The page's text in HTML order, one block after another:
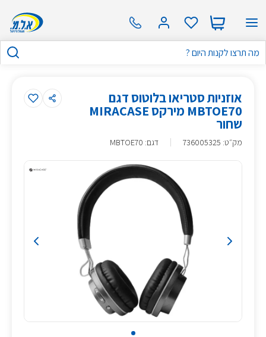
אוזניות סטריאו בלוטוס דגם
MBTOE70 מירקס MIRACASE
שחור
מק״ט:
736005325 דגם: MBTOE70